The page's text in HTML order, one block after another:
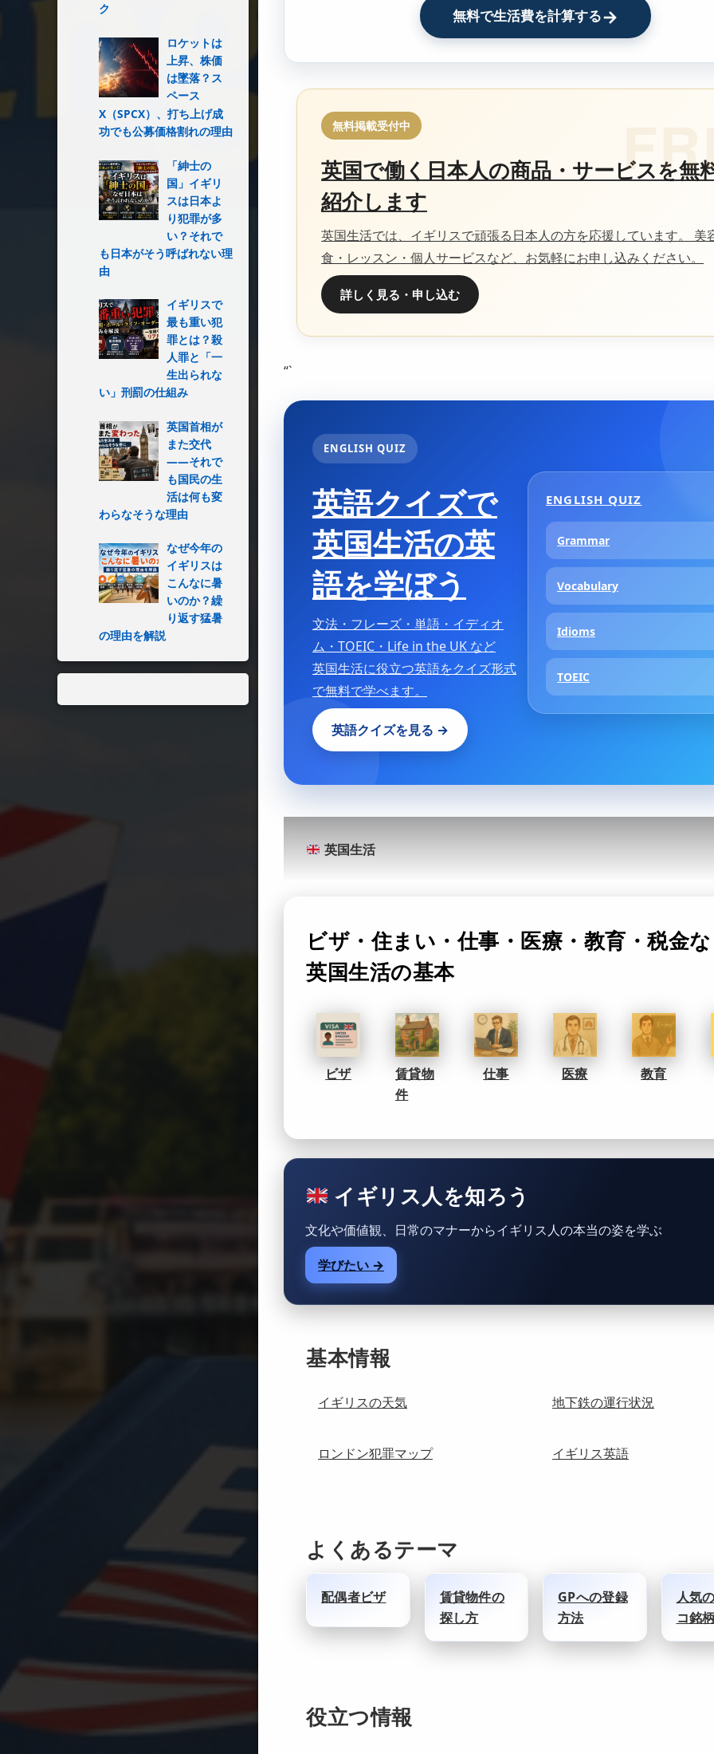
無料で生活費を計算する→
無料掲載受付中
英国で働く日本人の商品・サービスを無
紹介します
英国生活では、イギリスで頑張る日本人の方を応援しています。 美
食・レッスン・個人サービスなど、お気軽にお申し込みください。
詳しく見る・申し込む
“`
ENGLISH QUIZ
英語クイズで
英国生活の英
語を学ぼう
文法・フレーズ・単語・イディオ
ム・TOEIC・Life in the UK など
英国生活に役立つ英語をクイズ形式
で無料で学べます。
英語クイズを見る →
ENGLISH QUIZ
Grammar
Vocabulary
Idioms
TOEIC
英国生活
ビザ・住まい・仕事・医療・教育・税金
英国生活の基本
ビザ
賃貸物
件
仕事 医療 教育
イギリス人を知ろう
文化や価値観、日常のマナーからイギリス人の本当の姿を学ぶ
学びたい →
基本情報
イギリスの天気 地下鉄の運行状況
ロンドン犯罪マップ イギリス英語
よくあるテーマ
配偶者ビザ
賃貸物件の
探し方
GPへの登録
方法
人気
コ銘
役立つ情報
ク
ロケットは
上昇、株価
は墜落？ス
ペース
X（SPCX）、打ち上げ成
功でも公募価格割れの理由
「紳士の
国」イギリ
スは日本よ
り犯罪が多
い？それで
も日本がそう呼ばれない理
由
イギリスで
最も重い犯
罪とは？殺
人罪と「一
生出られな
い」刑罰の仕組み
英国首相が
また交代
――それで
も国民の生
活は何も変
わらなそうな理由
なぜ今年の
イギリスは
こんなに暑
いのか？繰
り返す猛暑
の理由を解説